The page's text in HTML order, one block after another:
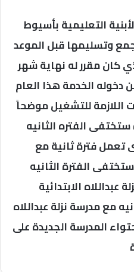
التعليمية بأسيوط
وتسليمها قبل الموعد
كان مقرر له نهاية شهر
دخوله الخدمة هذا العام
للتشغيل موضحاً
الفتره الثانيه
تعمل فترة ثانية مع
الفترة الثانيه
عبداللاه الابتدائية
مع مدرسة نزلة عبداللاه
المدرسة الجديدة على